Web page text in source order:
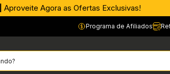
Aproveite Agora as Ofertas Exclusivas!
Programa de Afiliados